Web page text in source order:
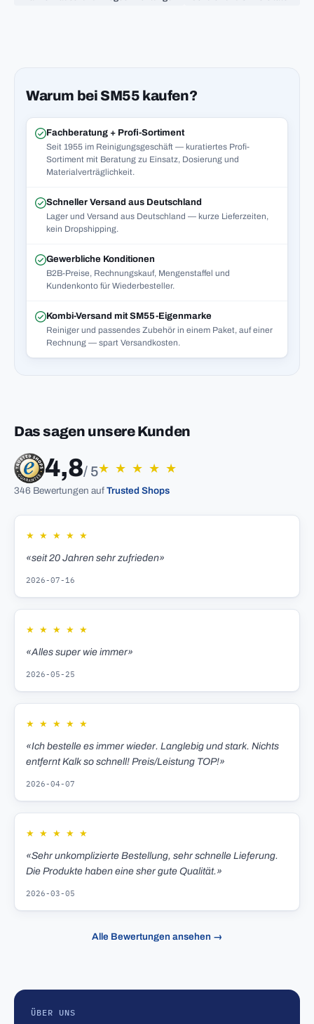
Warum bei SM55 kaufen?
Fachberatung + Profi-Sortiment
Seit 1955 im Reinigungsgeschäft — kuratiertes Profi-
Sortiment mit Beratung zu Einsatz, Dosierung und
Materialverträglichkeit.
Schneller Versand aus Deutschland
Lager und Versand aus Deutschland — kurze Lieferzeiten,
kein Dropshipping.
Gewerbliche Konditionen
B2B-Preise, Rechnungskauf, Mengenstaffel und
Kundenkonto für Wiederbesteller.
Kombi-Versand mit SM55-Eigenmarke
Reiniger und passendes Zubehör in einem Paket, auf einer
Rechnung — spart Versandkosten.
Das sagen unsere Kunden
4,8/ 5★ ★ ★ ★ ★
346 Bewertungen auf Trusted Shops
★ ★ ★ ★ ★
«seit 20 Jahren sehr zufrieden»
2026-07-16
★ ★ ★ ★ ★
«Alles super wie immer»
2026-05-25
★ ★ ★ ★ ★
«Ich bestelle es immer wieder. Langlebig und stark. Nichts
entfernt Kalk so schnell! Preis/Leistung TOP!»
2026-04-07
★ ★ ★ ★ ★
«Sehr unkomplizierte Bestellung, sehr schnelle Lieferung.
Die Produkte haben eine sher gute Qualität.»
2026-03-05
Alle Bewertungen ansehen →
ÜBER UNS